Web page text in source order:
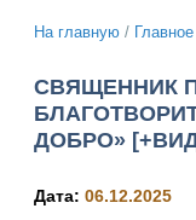
На главную / Главное
СВЯЩЕННИК
ДОБРО»
Дата: 06.12.2025